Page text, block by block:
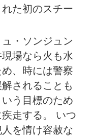
た初のスチー
・ソンジュン
場なら火も水
、時には警察
されることも
う目標のため
走する。 いつ
を情け容赦な